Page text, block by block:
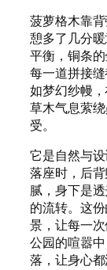
菠萝格木靠
憩多了几分
平衡，铜条
每一道拼接
如梦幻纱幔
草木气息萦
受。
它是自然与
落座时，后
腻，身下是
的流转。这
景，让每一
公园的喧嚣
落，让身心都